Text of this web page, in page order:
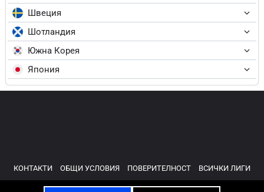
Швеция
Шотландия
Южна Корея
Япония
КОНТАКТИ ОБЩИ УСЛОВИЯ ПОВЕРИТЕЛНОСТ ВСИЧКИ ЛИГИ